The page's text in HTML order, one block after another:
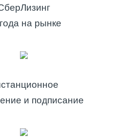
на рынке
и подписание